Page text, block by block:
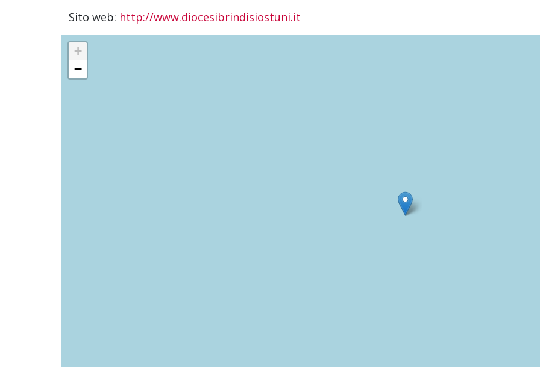
Sito web: http://www.diocesibrindisiostuni.it
+
−